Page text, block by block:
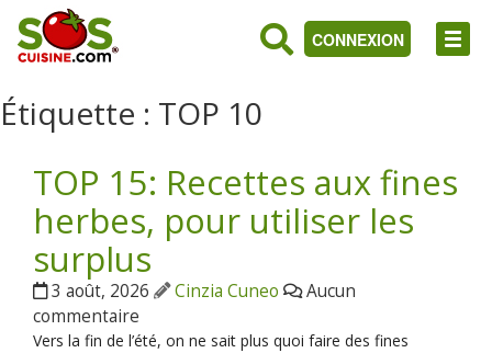
CONNEXION
Étiquette : TOP 10
TOP 15: Recettes aux fines
herbes, pour utiliser les
surplus
3 août, 2026 Cinzia Cuneo
Aucun
commentaire
Vers la fin de l’été, on ne sait plus quoi faire des fines